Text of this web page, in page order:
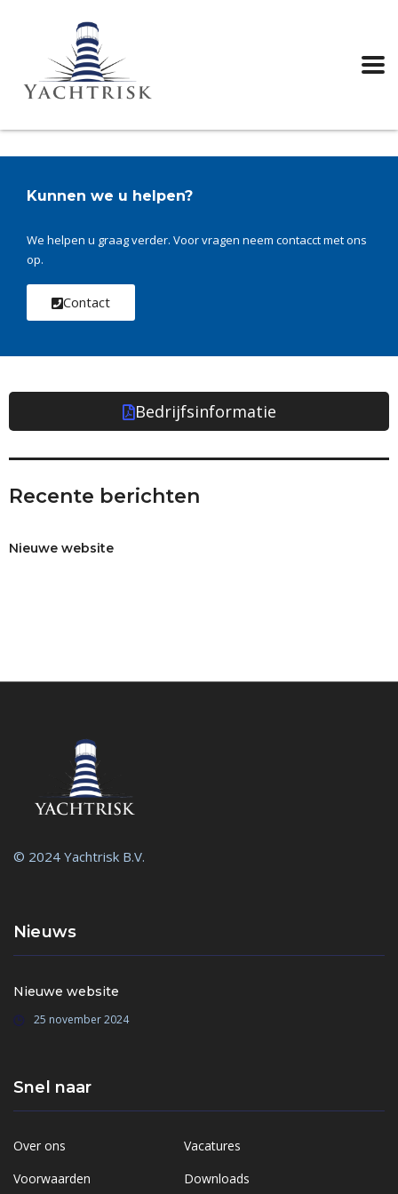
Kunnen we u helpen?
We helpen u graag verder. Voor vragen neem contacct met ons
op.
Contact
Bedrijfsinformatie
Recente berichten
Nieuwe website
© 2024 Yachtrisk B.V.
Nieuws
Nieuwe website
25 november 2024
Snel naar
Over ons
Vacatures
Voorwaarden
Downloads